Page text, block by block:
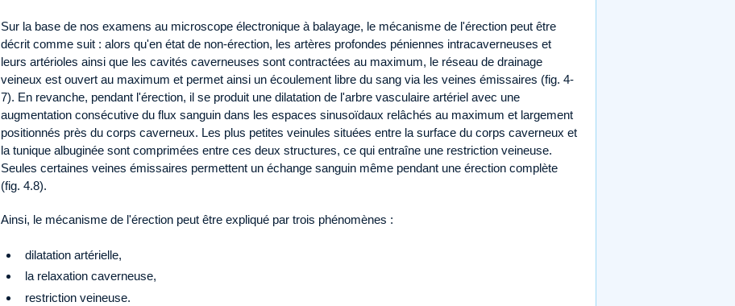
Sur la base de nos examens au microscope électronique à balayage, le mécanisme de l'érection peut être
décrit comme suit : alors qu'en état de non-érection, les artères profondes péniennes intracaverneuses et
leurs artérioles ainsi que les cavités caverneuses sont contractées au maximum, le réseau de drainage
veineux est ouvert au maximum et permet ainsi un écoulement libre du sang via les veines émissaires (fig. 4-
7). En revanche, pendant l'érection, il se produit une dilatation de l'arbre vasculaire artériel avec une
augmentation consécutive du flux sanguin dans les espaces sinusoïdaux relâchés au maximum et largement
positionnés près du corps caverneux. Les plus petites veinules situées entre la surface du corps caverneux et
la tunique albuginée sont comprimées entre ces deux structures, ce qui entraîne une restriction veineuse.
Seules certaines veines émissaires permettent un échange sanguin même pendant une érection complète
(fig. 4.8).
Ainsi, le mécanisme de l'érection peut être expliqué par trois phénomènes :
dilatation artérielle,
la relaxation caverneuse,
restriction veineuse.